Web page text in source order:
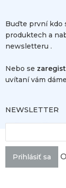
Buďte první kdo
produktech a
newsletteru .
Nebo se
uvítaní vám
NEWSLETTER
Prihlásiť sa